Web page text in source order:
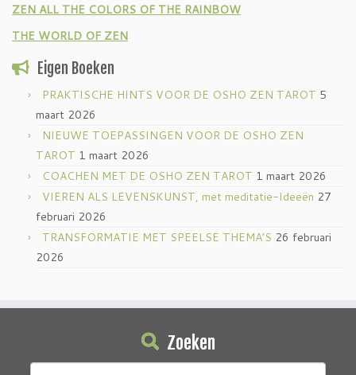
ZEN ALL THE COLORS OF THE RAINBOW
THE WORLD OF ZEN
Eigen Boeken
PRAKTISCHE HINTS VOOR DE OSHO ZEN TAROT 5
maart 2026
NIEUWE TOEPASSINGEN VOOR DE OSHO ZEN
TAROT 1 maart 2026
COACHEN MET DE OSHO ZEN TAROT 1 maart 2026
VIEREN ALS LEVENSKUNST, met meditatie-Ideeën 27
februari 2026
TRANSFORMATIE MET SPEELSE THEMA’S 26 februari
2026
Zoeken